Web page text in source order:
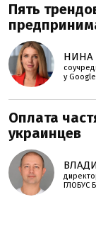
Пять
НИНА
у Google
Оплата
украинцев
ГЛОБУС